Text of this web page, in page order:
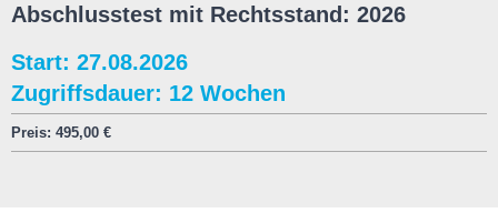
Abschlusstest mit Rechtsstand: 2026
Start: 27.08.2026
Zugriffsdauer: 12 Wochen
Preis: 495,00 €